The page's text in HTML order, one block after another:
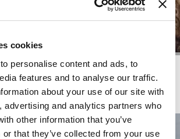
cookies
personalise content and ads, to
features and to analyse our traffic.
about your use of our site with
advertising and analytics partners who
other information that you’ve
or that they’ve collected from your use
DOMINISS
HELSINKI